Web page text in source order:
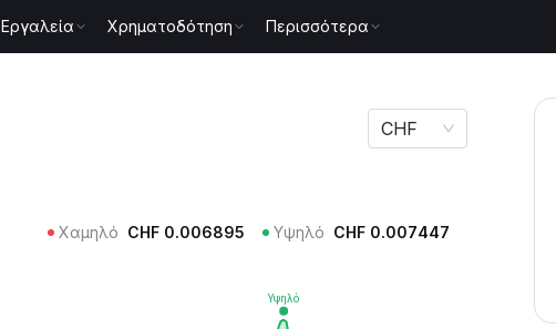
Εργαλεία Χρηματοδότηση Περισσότερα
CHF
Χαμηλό CHF 0.006895 Υψηλό CHF 0.007447